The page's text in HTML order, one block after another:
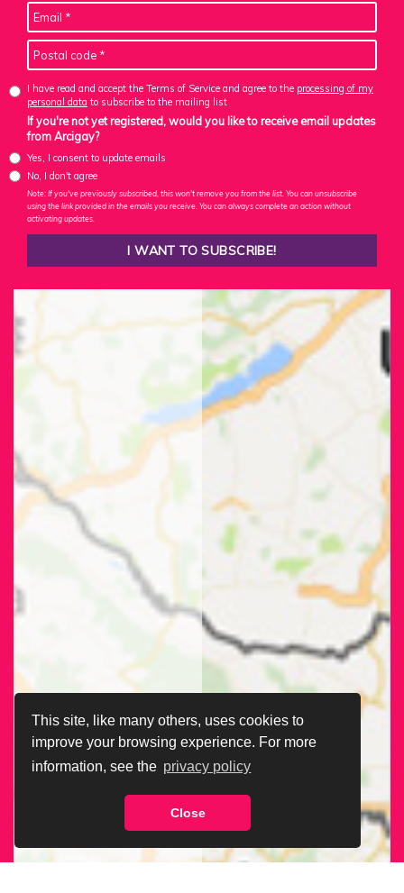
This site, like many others, uses cookies to
improve your browsing experience. For more
information, see the privacy policy
Close
I have read and accept the Terms of Service and agree to the processing of my
personal data to subscribe to the mailing list
If you're not yet registered, would you like to receive email updates
from Arcigay?
Yes, I consent to update emails
No, I don't agree
Note: If you've previously subscribed, this won't remove you from the list. You can unsubscribe
using the link provided in the emails you receive. You can always complete an action without
activating updates.